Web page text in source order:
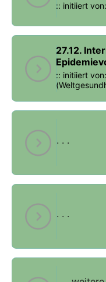
:: initiiert
27.12.
:: initiiert
. . .
. . .